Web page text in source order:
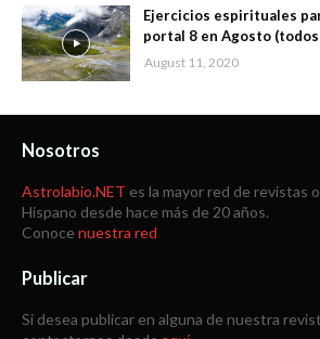
Ejercicios espirituales
portal 8 en Agosto
August 11, 2020
Nosotros
Astrolabio.NET es la mayor red de revistas
Hispano desde hace más de 20 años.
Conoce nuestra red
Publicar
Si desea publicar en alguna de nuestra